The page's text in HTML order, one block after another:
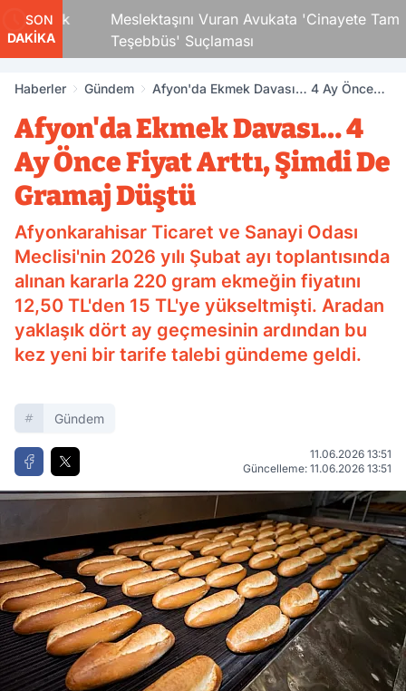
SON
DAKİKA
Meslektaşını Vuran Avukata 'Cinayete Tam
Teşebbüs' Suçlaması
Haberler Gündem
Afyon'da Ekmek Davası… 4 Ay Önce
Afyon'da Ekmek Davası… 4
Ay Önce Fiyat Arttı, Şimdi De
Gramaj Düştü
Afyonkarahisar Ticaret ve Sanayi Odası
Meclisi'nin 2026 yılı Şubat ayı toplantısında
alınan kararla 220 gram ekmeğin fiyatını
12,50 TL'den 15 TL'ye yükseltmişti. Aradan
yaklaşık dört ay geçmesinin ardından bu
kez yeni bir tarife talebi gündeme geldi.
Gündem
11.06.2026 13:51
Güncelleme: 11.06.2026 13:51